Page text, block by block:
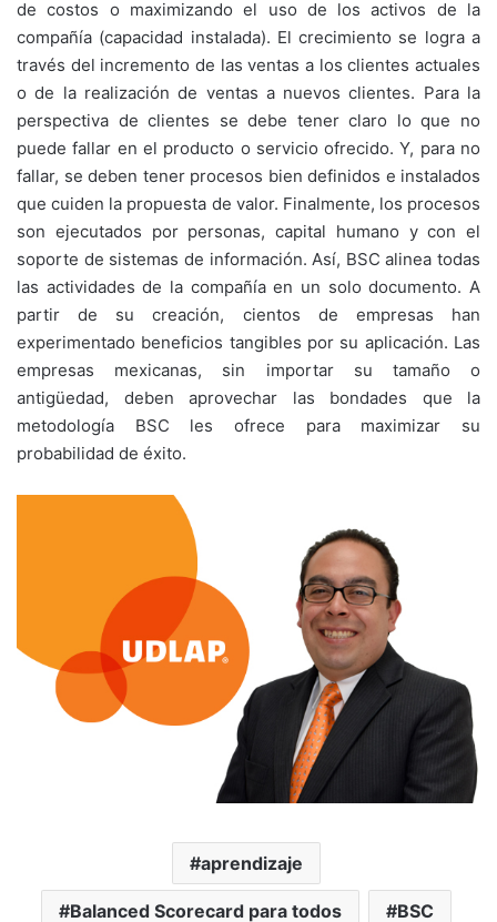
de costos o maximizando el uso de los activos de la
compañía (capacidad instalada). El crecimiento se logra a
través del incremento de las ventas a los clientes actuales
o de la realización de ventas a nuevos clientes. Para la
perspectiva de clientes se debe tener claro lo que no
puede fallar en el producto o servicio ofrecido. Y, para no
fallar, se deben tener procesos bien definidos e instalados
que cuiden la propuesta de valor. Finalmente, los procesos
son ejecutados por personas, capital humano y con el
soporte de sistemas de información. Así, BSC alinea todas
las actividades de la compañía en un solo documento. A
partir de su creación, cientos de empresas han
experimentado beneficios tangibles por su aplicación. Las
empresas mexicanas, sin importar su tamaño o
antigüedad, deben aprovechar las bondades que la
metodología BSC les ofrece para maximizar su
probabilidad de éxito.
aprendizaje
Balanced Scorecard para todos BSC